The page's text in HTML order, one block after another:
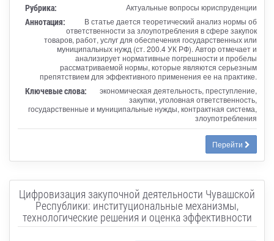
Рубрика: Актуальные вопросы юриспруденции
Аннотация:
В статье дается теоретический анализ нормы об
ответственности за злоупотребления в сфере закупок
товаров, работ, услуг для обеспечения государственных или
муниципальных нужд (ст. 200.4 УК РФ). Автор отмечает и
анализирует нормативные погрешности и пробелы
рассматриваемой нормы, которые являются серьезным
препятствием для эффективного применения ее на практике.
Ключевые слова:
экономическая деятельность, преступление,
закупки, уголовная ответственность,
государственные и муниципальные нужды, контрактная система,
злоупотребления
Перейти
Цифровизация закупочной деятельности Чувашской
Республики: институциональные механизмы,
технологические решения и оценка эффективности